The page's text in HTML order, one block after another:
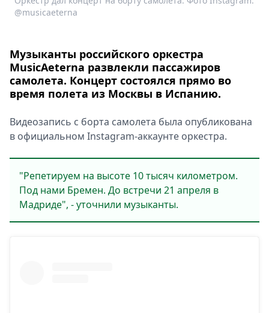
2026
Скачай
@musicaeterna
Музыканты российского оркестра
MusicAeterna развлекли пассажиров
самолета. Концерт состоялся прямо во
время полета из Москвы в Испанию.
Видеозапись с борта самолета была опубликована
в официальном Instagram-аккаунте оркестра.
"Репетируем на высоте 10 тысяч километром.
Под нами Бремен. До встречи 21 апреля в
Мадриде", - уточнили музыканты.